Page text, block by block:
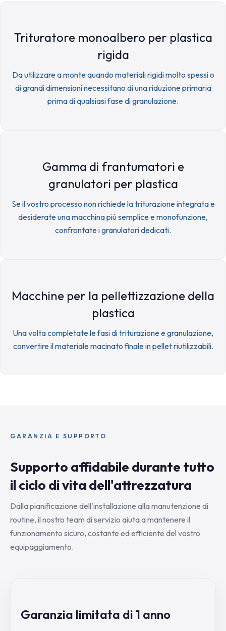
Trituratore monoalbero per plastica
rigida
Da utilizzare a monte quando materiali rigidi molto spessi o
di grandi dimensioni necessitano di una riduzione primaria
prima di qualsiasi fase di granulazione.
Gamma di frantumatori e
granulatori per plastica
Se il vostro processo non richiede la triturazione integrata e
desiderate una macchina più semplice e monofunzione,
confrontate i granulatori dedicati.
Macchine per la pellettizzazione della
plastica
Una volta completate le fasi di triturazione e granulazione,
convertire il materiale macinato finale in pellet riutilizzabili.
GARANZIA E SUPPORTO
Supporto affidabile durante tutto
il ciclo di vita dell'attrezzatura
Dalla pianificazione dell'installazione alla manutenzione di
routine, il nostro team di servizio aiuta a mantenere il
funzionamento sicuro, costante ed efficiente del vostro
equipaggiamento.
Garanzia limitata di 1 anno